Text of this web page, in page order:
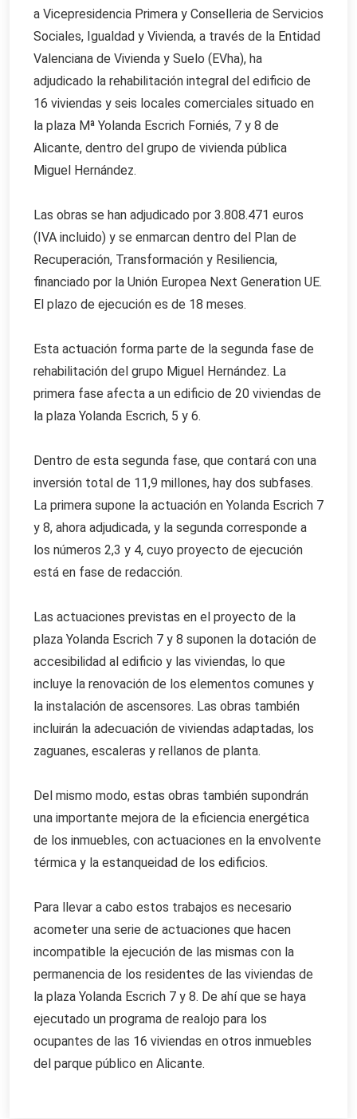
a Vicepresidencia Primera y Conselleria de Servicios
Sociales, Igualdad y Vivienda, a través de la Entidad
Valenciana de Vivienda y Suelo (EVha), ha
adjudicado la rehabilitación integral del edificio de
16 viviendas y seis locales comerciales situado en
la plaza Mª Yolanda Escrich Forniés, 7 y 8 de
Alicante, dentro del grupo de vivienda pública
Miguel Hernández.
Las obras se han adjudicado por 3.808.471 euros
(IVA incluido) y se enmarcan dentro del Plan de
Recuperación, Transformación y Resiliencia,
financiado por la Unión Europea Next Generation UE.
El plazo de ejecución es de 18 meses.
Esta actuación forma parte de la segunda fase de
rehabilitación del grupo Miguel Hernández. La
primera fase afecta a un edificio de 20 viviendas de
la plaza Yolanda Escrich, 5 y 6.
Dentro de esta segunda fase, que contará con una
inversión total de 11,9 millones, hay dos subfases.
La primera supone la actuación en Yolanda Escrich 7
y 8, ahora adjudicada, y la segunda corresponde a
los números 2,3 y 4, cuyo proyecto de ejecución
está en fase de redacción.
Las actuaciones previstas en el proyecto de la
plaza Yolanda Escrich 7 y 8 suponen la dotación de
accesibilidad al edificio y las viviendas, lo que
incluye la renovación de los elementos comunes y
la instalación de ascensores. Las obras también
incluirán la adecuación de viviendas adaptadas, los
zaguanes, escaleras y rellanos de planta.
Del mismo modo, estas obras también supondrán
una importante mejora de la eficiencia energética
de los inmuebles, con actuaciones en la envolvente
térmica y la estanqueidad de los edificios.
Para llevar a cabo estos trabajos es necesario
acometer una serie de actuaciones que hacen
incompatible la ejecución de las mismas con la
permanencia de los residentes de las viviendas de
la plaza Yolanda Escrich 7 y 8. De ahí que se haya
ejecutado un programa de realojo para los
ocupantes de las 16 viviendas en otros inmuebles
del parque público en Alicante.